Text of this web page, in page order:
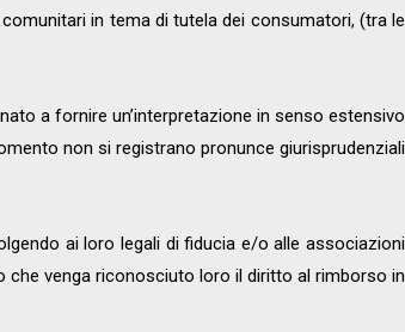
in tema di tutela dei consumatori, (tra le
a fornire un’interpretazione in senso estensivo
non si registrano pronunce giurisprudenziali
ai loro legali di fiducia e/o alle associazioni
venga riconosciuto loro il diritto al rimborso in